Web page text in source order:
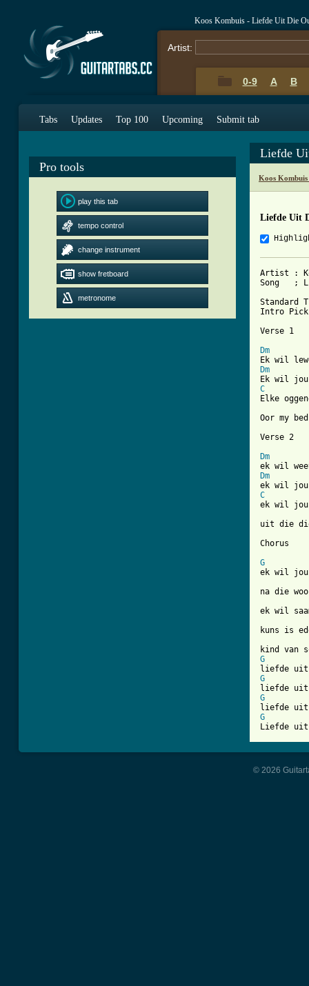
Koos Kombuis - Liefde Uit Die
Artist:
0-9 A B
Tabs Updates Top 100 Upcoming Submit tab
Pro tools
play this tab
tempo control
change instrument
show fretboard
metronome
Liefde
Koos
Liefde Uit
Artist :
Song   ;
Standard
Intro
Verse 1
Dm
Dm
C
Elke
Oor my
Verse 2
Dm
Dm
C
ek wil jou
uit die
G
ek wil
na die
ek wil
kuns is
G
G
G
G
Liefde uit
© 2026